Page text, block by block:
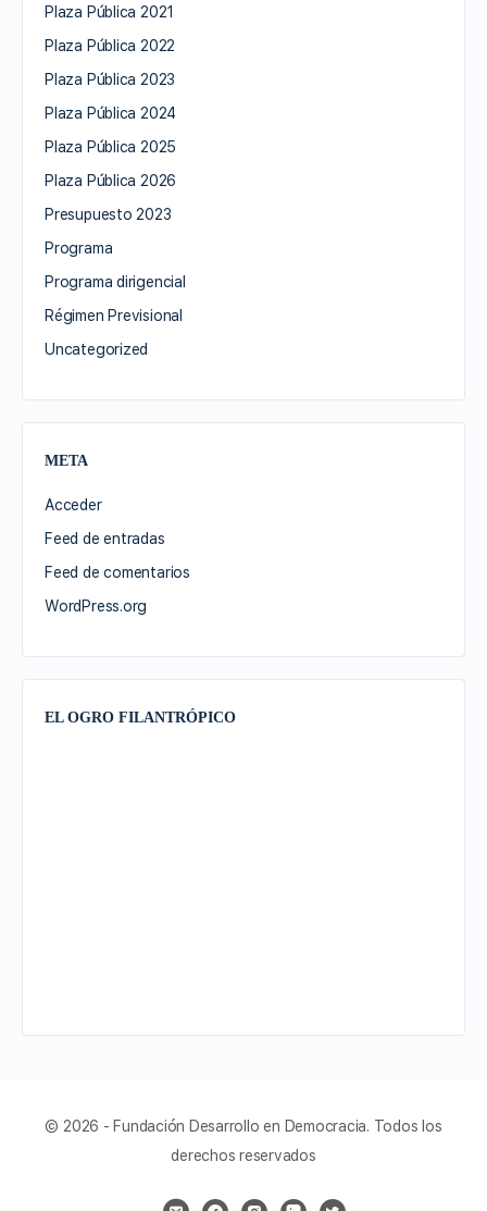
Plaza Pública 2021
Plaza Pública 2022
Plaza Pública 2023
Plaza Pública 2024
Plaza Pública 2025
Plaza Pública 2026
Presupuesto 2023
Programa
Programa dirigencial
Régimen Previsional
Uncategorized
META
Acceder
Feed de entradas
Feed de comentarios
WordPress.org
EL OGRO FILANTRÓPICO
© 2026 - Fundación Desarrollo en Democracia. Todos los
derechos reservados